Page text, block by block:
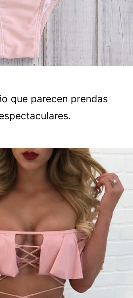
que parecen prendas